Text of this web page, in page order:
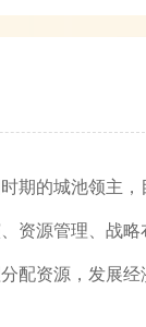
期的城池领主
资源管理、战
配资源，发展